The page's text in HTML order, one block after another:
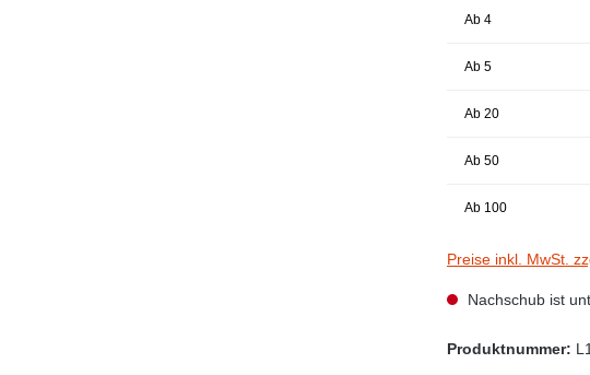
Ab 4
Ab 5
Ab 20
Ab 50
Ab 100
Preise inkl. MwSt.
Nachschub ist
Produktnummer: